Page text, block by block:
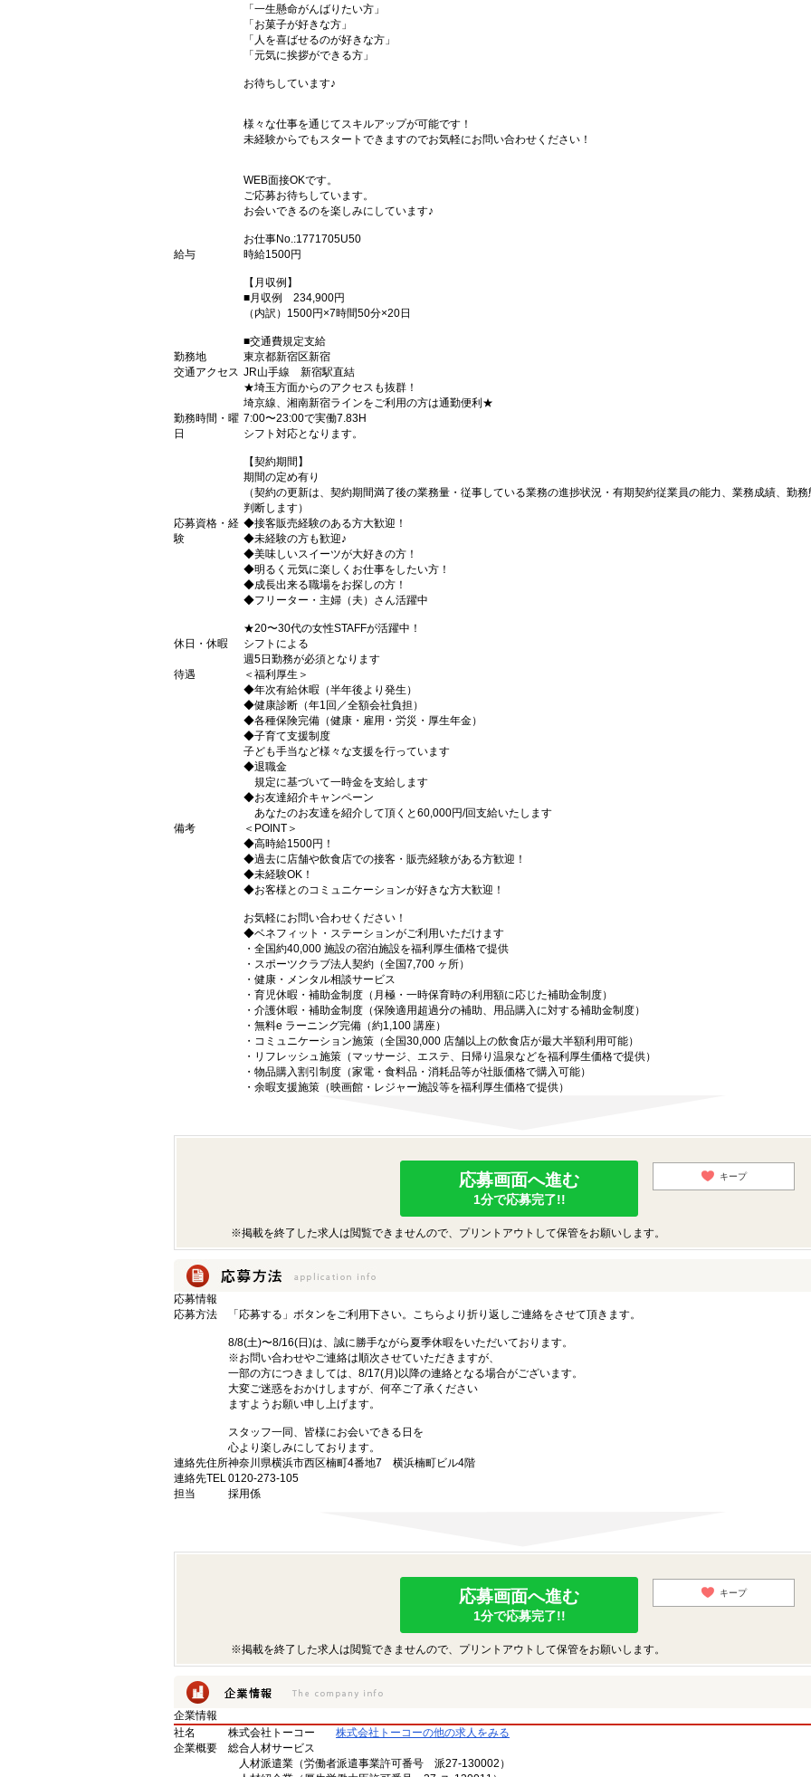
「一生懸命がんばりたい方」
「お菓子が好きな方」
「人を喜ばせるのが好きな方」
「元気に挨拶ができる方」
お待ちしています♪
様々な仕事を通じてスキルアップが可能です！
未経験からでもスタートできますのでお気軽にお問い合わせください！
WEB面接OKです。
ご応募お待ちしています。
お会いできるのを楽しみにしています♪
お仕事No.:1771705U50
給与
時給1500円
【月収例】
■月収例 234,900円
（内訳）1500円×7時間50分×20日
■交通費規定支給
勤務地
東京都新宿区新宿
交通アクセス JR山手線 新宿駅直結
★埼玉方面からのアクセスも抜群！
埼京線、湘南新宿ラインをご利用の方は通勤便利★
勤務時間・曜
日
7:00〜23:00で実働7.83H
シフト対応となります。
【契約期間】
期間の定め有り
（契約の更新は、契約期間満了後の業務量・従事している業務の進捗状況・有期契約従業員の能力、業務成績、勤務
判断します）
応募資格・経
験
◆接客販売経験のある方大歓迎！
◆未経験の方も歓迎♪
◆美味しいスイーツが大好きの方！
◆明るく元気に楽しくお仕事をしたい方！
◆成長出来る職場をお探しの方！
◆フリーター・主婦（夫）さん活躍中
★20〜30代の女性STAFFが活躍中！
休日・休暇
シフトによる
週5日勤務が必須となります
待遇
＜福利厚生＞
◆年次有給休暇（半年後より発生）
◆健康診断（年1回／全額会社負担）
◆各種保険完備（健康・雇用・労災・厚生年金）
◆子育て支援制度
子ども手当など様々な支援を行っています
◆退職金
規定に基づいて一時金を支給します
◆お友達紹介キャンペーン
あなたのお友達を紹介して頂くと60,000円/回支給いたします
備考
＜POINT＞
◆高時給1500円！
◆過去に店舗や飲食店での接客・販売経験がある方歓迎！
◆未経験OK！
◆お客様とのコミュニケーションが好きな方大歓迎！
お気軽にお問い合わせください！
◆ベネフィット・ステーションがご利用いただけます
・全国約40,000 施設の宿泊施設を福利厚生価格で提供
・スポーツクラブ法人契約（全国7,700 ヶ所）
・健康・メンタル相談サービス
・育児休暇・補助金制度（月極・一時保育時の利用額に応じた補助金制度）
・介護休暇・補助金制度（保険適用超過分の補助、用品購入に対する補助金制度）
・無料e ラーニング完備（約1,100 講座）
・コミュニケーション施策（全国30,000 店舗以上の飲食店が最大半額利用可能）
・リフレッシュ施策（マッサージ、エステ、日帰り温泉などを福利厚生価格で提供）
・物品購入割引制度（家電・食料品・消耗品等が社販価格で購入可能）
・余暇支援施策（映画館・レジャー施設等を福利厚生価格で提供）
応募画面へ進む
1分で応募完了!!
キープ
※掲載を終了した求人は閲覧できませんので、プリントアウトして保管をお願いします。
応募情報
応募方法
「応募する」ボタンをご利用下さい。こちらより折り返しご連絡をさせて頂きます。
8/8(土)〜8/16(日)は、誠に勝手ながら夏季休暇をいただいております。
※お問い合わせやご連絡は順次させていただきますが、
一部の方につきましては、8/17(月)以降の連絡となる場合がございます。
大変ご迷惑をおかけしますが、何卒ご了承ください
ますようお願い申し上げます。
スタッフ一同、皆様にお会いできる日を
心より楽しみにしております。
連絡先住所神奈川県横浜市西区楠町4番地7 横浜楠町ビル4階
連絡先TEL0120-273-105
担当
採用係
応募画面へ進む
1分で応募完了!!
キープ
※掲載を終了した求人は閲覧できませんので、プリントアウトして保管をお願いします。
企業情報
社名
株式会社トーコー
株式会社トーコーの他の求人をみる
企業概要
総合人材サービス
人材派遣業（労働者派遣事業許可番号 派27-130002）